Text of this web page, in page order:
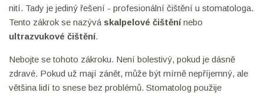
nití. Tady je jediný řešení - profesionální čištění u stomatologa.
Tento zákrok se nazývá skalpelové čištěnínebo
ultrazvukové čištění.
Nebojte se tohoto zákroku. Není bolestivý, pokud je dásně
zdravé. Pokud už mají zánět, může být mírně nepříjemný, ale
většina lidí to snese bez problémů. Stomatolog použije